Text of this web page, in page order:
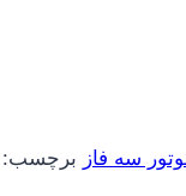
سه فاز برچسب: